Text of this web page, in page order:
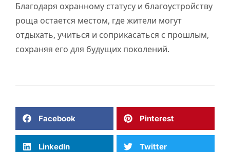
Благодаря охранному статусу и благоустройству
роща остается местом, где жители могут
отдыхать, учиться и соприкасаться с прошлым,
сохраняя его для будущих поколений.
Facebook Pinterest
LinkedIn Twitter